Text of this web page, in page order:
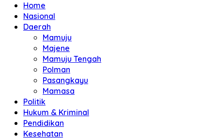
Home
Nasional
Daerah
Mamuju
Majene
Mamuju Tengah
Polman
Pasangkayu
Mamasa
Politik
Hukum & Kriminal
Pendidikan
Kesehatan